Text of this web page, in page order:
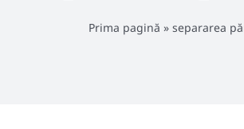
Prima pagină » separarea